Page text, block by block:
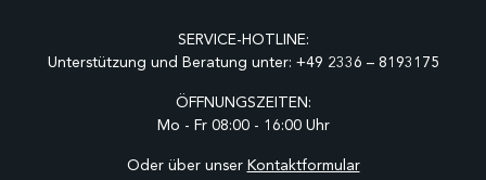
SERVICE-HOTLINE:
Unterstützung und Beratung unter: +49 2336 – 8193175
ÖFFNUNGSZEITEN:
Mo - Fr 08:00 - 16:00 Uhr
Oder über unser Kontaktformular